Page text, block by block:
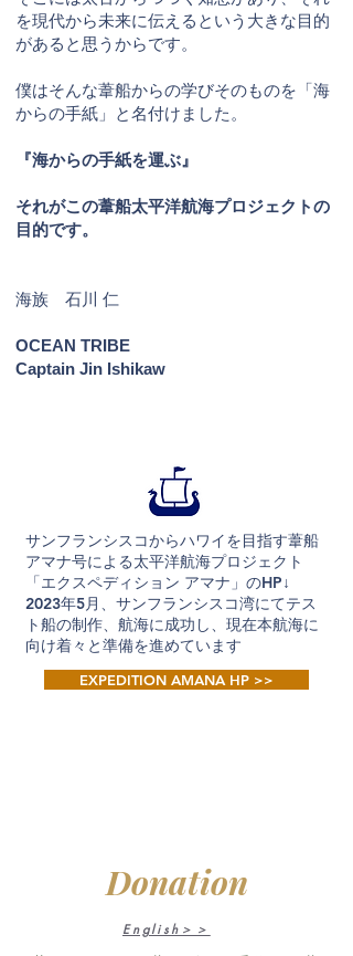
を現代から未来に伝えるという大きな目的
があると思うからです。
僕はそんな葦船からの学びそのものを「海
からの手紙」と名付けました。
『海からの手紙を運ぶ』
それがこの葦船太平洋航海プロジェクトの
目的です。
海族 石川 仁
OCEAN TRIBE
Captain Jin Ishikaw
サンフランシスコからハワイを目指す葦船
アマナ号による太平洋航海プロジェクト
「エクスペディション アマナ」のHP↓
2023年5月、サンフランシスコ湾にてテス
ト船の制作、航海に成功し、現在本航海に
向け着々と準備を進めています
EXPEDITION AMANA HP >>
Donation
English＞＞